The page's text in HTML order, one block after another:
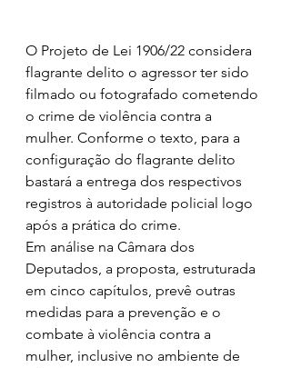
O Projeto de Lei 1906/22 considera
flagrante delito o agressor ter sido
filmado ou fotografado cometendo
o crime de violência contra a
mulher. Conforme o texto, para a
configuração do flagrante delito
bastará a entrega dos respectivos
registros à autoridade policial logo
após a prática do crime.
Em análise na Câmara dos
Deputados, a proposta, estruturada
em cinco capítulos, prevê outras
medidas para a prevenção e o
combate à violência contra a
mulher, inclusive no ambiente de